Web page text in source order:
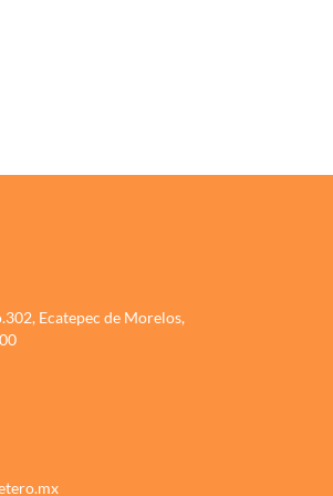
Ecatepec de Morelos,